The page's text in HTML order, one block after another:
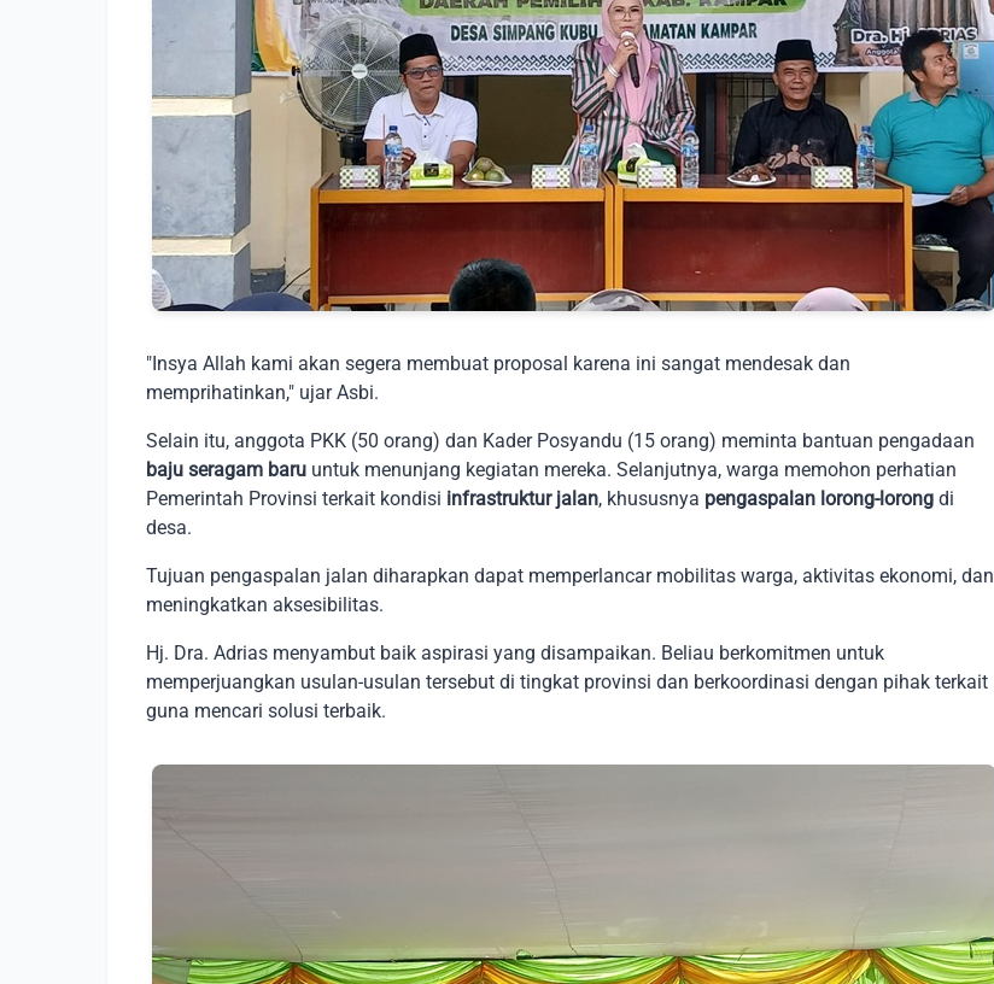
"Insya Allah kami akan segera membuat proposal karena ini sangat mendesak dan
memprihatinkan," ujar Asbi.
Selain itu, anggota PKK (50 orang) dan Kader Posyandu (15 orang) meminta bantuan pengadaan
baju seragam baru untuk menunjang kegiatan mereka. Selanjutnya, warga memohon perhatian
Pemerintah Provinsi terkait kondisi infrastruktur jalan, khususnya pengaspalan lorong-lorong di
desa.
Tujuan pengaspalan jalan diharapkan dapat memperlancar mobilitas warga, aktivitas ekonomi, dan
meningkatkan aksesibilitas.
Hj. Dra. Adrias menyambut baik aspirasi yang disampaikan. Beliau berkomitmen untuk
memperjuangkan usulan-usulan tersebut di tingkat provinsi dan berkoordinasi dengan pihak terkait
guna mencari solusi terbaik.